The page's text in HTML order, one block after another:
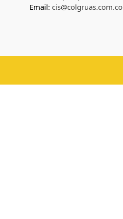
Email: cis@colgruas.com.co